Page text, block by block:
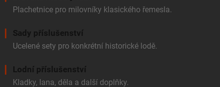
Plachetnice pro milovníky klasického řemesla.
Sady příslušenství
Ucelené sety pro konkrétní historické lodě.
Lodní příslušenství
Kladky, lana, děla a další doplňky.